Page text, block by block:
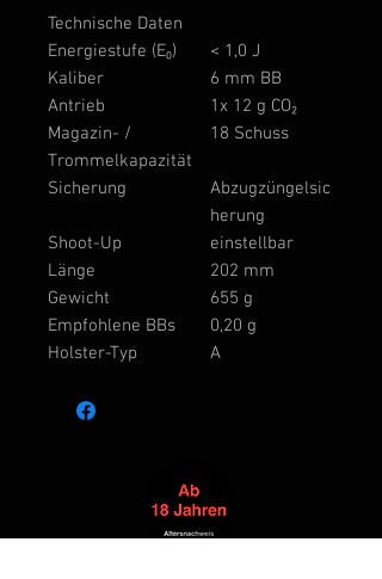
Technische Daten
Energiestufe (E₀)
< 1,0 J
Kaliber
6 mm BB
Antrieb
1x 12 g CO₂
Magazin- /
Trommelkapazität
18 Schuss
Sicherung
Abzugzüngelsic
herung
Shoot-Up
einstellbar
Länge
202 mm
Gewicht
655 g
Empfohlene BBs
0,20 g
Holster-Typ
A